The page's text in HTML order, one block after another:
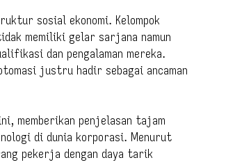
sosial ekonomi. Kelompok
memiliki gelar sarjana namun
dan pengalaman mereka.
justru hadir sebagai ancaman
memberikan penjelasan tajam
di dunia korporasi. Menurut
pekerja dengan daya tarik